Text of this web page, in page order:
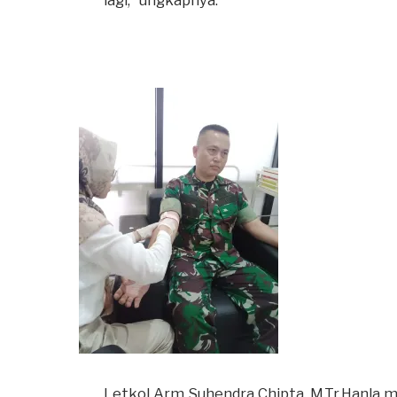
Letkol Arm Suhendra Chipta, M.Tr.Hanla